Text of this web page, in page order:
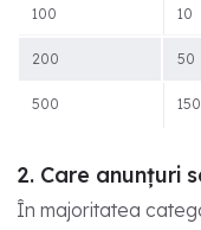
100 10
200 50
500 150
2. Care anunțuri
În majoritatea